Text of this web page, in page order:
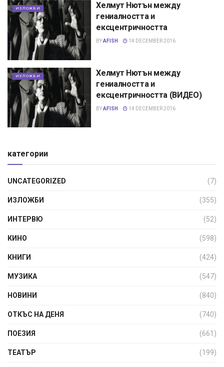
ИЗЛОЖБИ
Хелмут Нютън между
гениалността и
ексцентричността
BYAFISH 14 DECEMBER 2016
ИЗЛОЖБИ
Хелмут Нютън между
гениалността и
ексцентричността (ВИДЕО)
BYAFISH 14 DECEMBER 2016
категории
UNCATEGORIZED (7)
ИЗЛОЖБИ (355)
ИНТЕРВЮ (52)
КИНО (598)
КНИГИ (424)
МУЗИКА (547)
НОВИНИ (840)
ОТКЪС НА ДЕНЯ (740)
ПОЕЗИЯ (661)
ТЕАТЪР (199)